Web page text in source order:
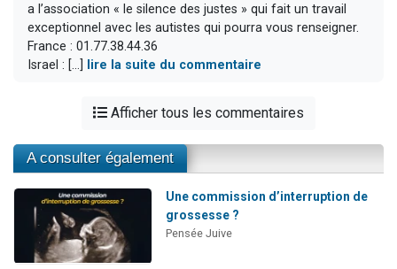
a l’association « le silence des justes » qui fait un travail
exceptionnel avec les autistes qui pourra vous renseigner.
France : 01.77.38.44.36
Israel : [...]
lire la suite du commentaire
Afficher tous les commentaires
A consulter également
Une commission d’interruption de
grossesse ?
Pensée Juive